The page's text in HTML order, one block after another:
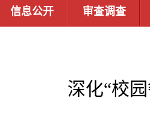
信息公开 审查调查
深化“校